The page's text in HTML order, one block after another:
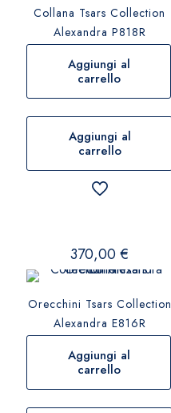
Collana Tsars Collection
Alexandra P818R
Aggiungi al
carrello
Aggiungi al
carrello
370,00€
Orecchini Tsars Collection
Alexandra E816R
Aggiungi al
carrello